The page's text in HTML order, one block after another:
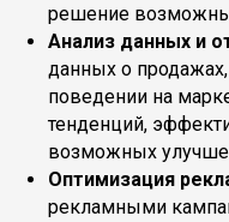
решение
Анализ данных и
данных о
поведении на
тенденций,
возможных
Оптимизация
рекламными